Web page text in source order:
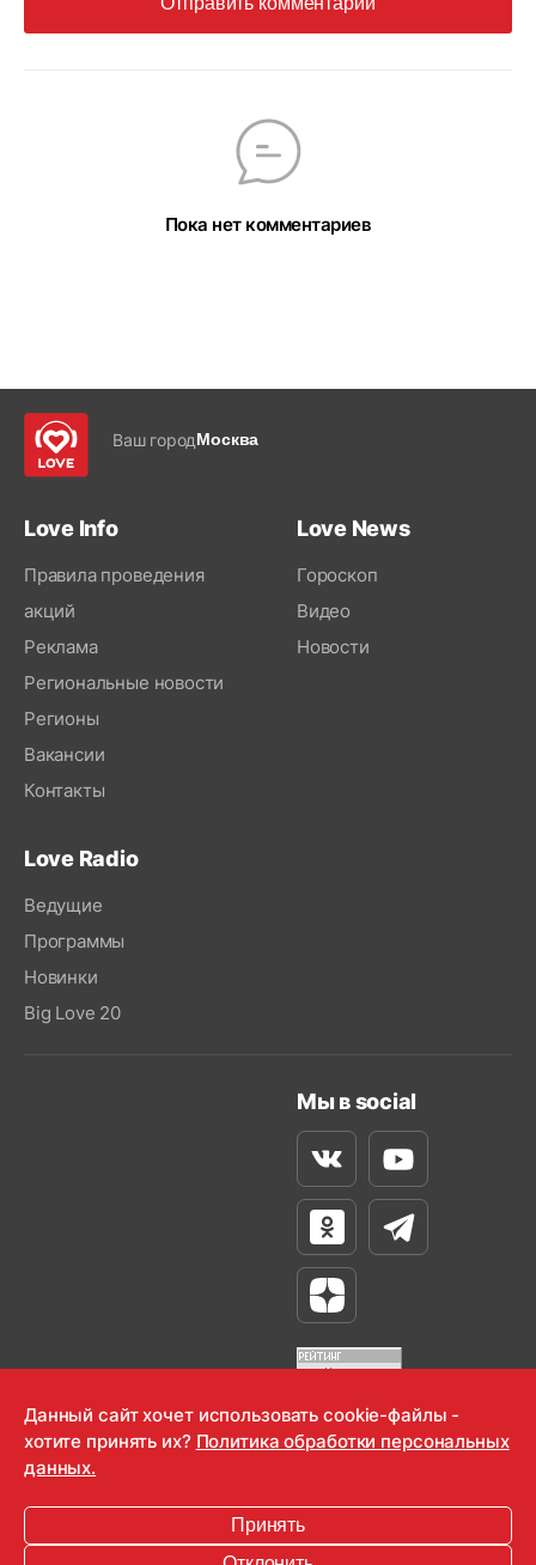
Пока нет комментариев
Ваш городМосква
Love Info
Правила проведения
акций
Реклама
Региональные новости
Регионы
Вакансии
Контакты
Love News
Гороскоп
Видео
Новости
Love Radio
Ведущие
Программы
Новинки
Big Love 20
Мы в social
ВконтактеYoutube
Одноклассники
Телеграм
Яндекс Дзен
OOO "Радио-Любовь" 2000-2026
Данный сайт хочет использовать cookie-файлы -
хотите принять их? Политика обработки персональных
данных.
Принять